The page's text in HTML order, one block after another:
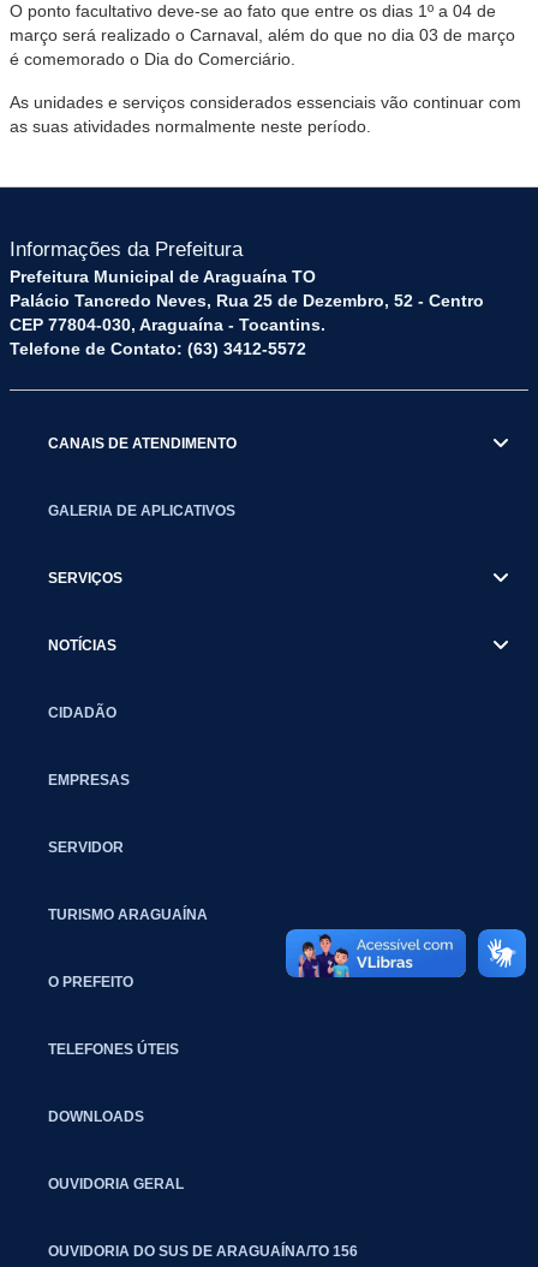
O ponto facultativo deve-se ao fato que entre os dias 1º a 04 de
março será realizado o Carnaval, além do que no dia 03 de março
é comemorado o Dia do Comerciário.
As unidades e serviços considerados essenciais vão continuar com
as suas atividades normalmente neste período.
Informações da Prefeitura
Prefeitura Municipal de Araguaína TO
Palácio Tancredo Neves, Rua 25 de Dezembro, 52 - Centro
CEP 77804-030, Araguaína - Tocantins.
Telefone de Contato: (63) 3412-5572
CANAIS DE ATENDIMENTO
GALERIA DE APLICATIVOS
SERVIÇOS
NOTÍCIAS
CIDADÃO
EMPRESAS
SERVIDOR
TURISMO ARAGUAÍNA
O PREFEITO
TELEFONES ÚTEIS
DOWNLOADS
OUVIDORIA GERAL
OUVIDORIA DO SUS DE ARAGUAÍNA/TO 156